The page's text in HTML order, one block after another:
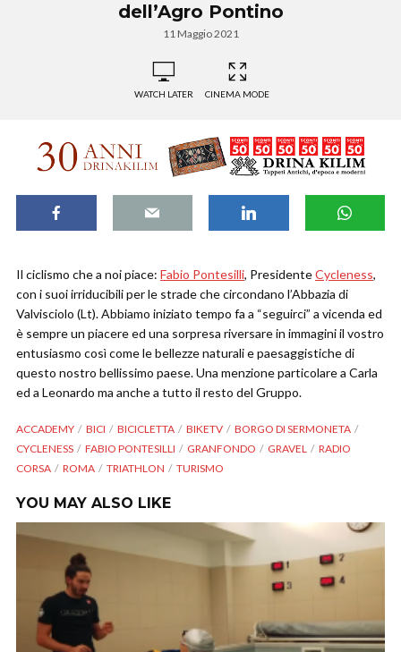
dell’Agro Pontino
11 Maggio 2021
WATCH LATER CINEMA MODE
Il ciclismo che a noi piace: Fabio Pontesilli, PresidenteCycleness,
con i suoi irriducibili per le strade che circondano l’Abbazia di
Valvisciolo (Lt). Abbiamo iniziato tempo fa a “seguirci” a vicenda ed
è sempre un piacere ed una sorpresa riversare in immagini il vostro
entusiasmo così come le bellezze naturali e paesaggistiche di
questo nostro bellissimo paese. Una menzione particolare a Carla
ed a Leonardo ma anche a tutto il resto del Gruppo.
ACCADEMY BICI BICICLETTA BIKETV
BORGO DI SERMONETA
CYCLENESS
FABIO PONTESILLI GRANFONDO GRAVEL
RADIO
CORSA
ROMA TRIATHLON TURISMO
YOU MAY ALSO LIKE